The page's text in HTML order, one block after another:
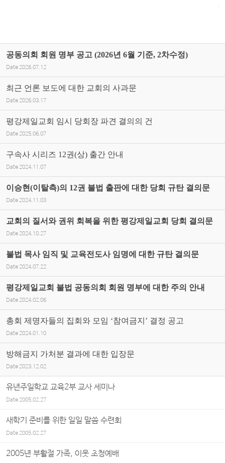
공동의회 회원 명부 공고 (2026년 6월 기준, 2차수정)
Date 2026.07.12
최근 언론 보도에 대한 교회의 사과문
Date 2026.03.17
평강제일교회 임시 당회장 파견 결의의 건
Date 2025.06.07
구속사 시리즈 12권(상) 출간 안내
Date 2024.11.07
이승현(이탈측)의 12권 불법 출판에 대한 당회 규탄 결의문
Date 2024.11.03
교회의 질서와 권위 회복을 위한 평강제일교회 당회 결의문
Date 2024.10.27
불법 목사 임직 및 교육전도사 임명에 대한 규탄 결의문
Date 2024.07.22
평강제일교회 불법 공동의회 회원 명부에 대한 주의 안내
Date 2024.02.06
총회 제명자들의 집회와 모임 ‘참여금지’ 결정 공고
Date 2024.01.10
방해금지 가처분 결과에 대한 입장문
Date 2023.12.02
유년주일학교 교육2부 교사 세미나
Date2005.02.27
새학기 준비를 위한 일일 말씀 수련회
Date2005.02.27
2005년 부활절 가족, 이웃 초청예배